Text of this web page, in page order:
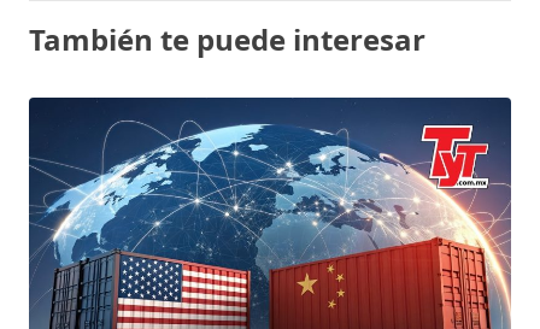
También te puede interesar